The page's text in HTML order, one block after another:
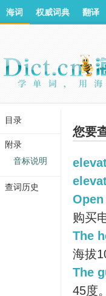
您要
购买
The
海拔
The
45度。
海词 权威词典 翻译
目录
附录
音标说明
查词历史